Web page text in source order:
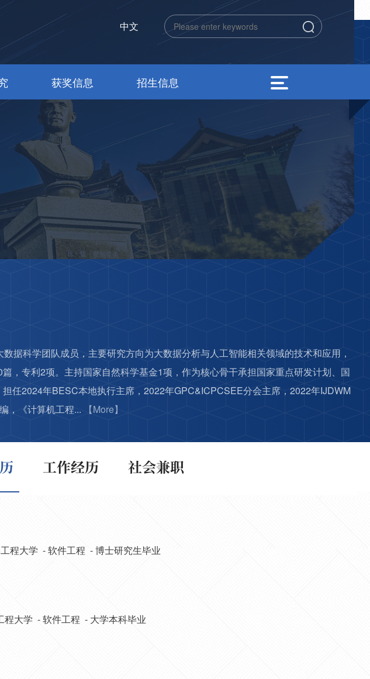
中文
获奖信息 招生信息
据科学团队成员，主要研究方向为大数据分析与人工智能相关领域的技术和应用，
，专利2项。主持国家自然科学基金1项，作为核心骨干承担国家重点研发计划、国
任2024年BESC本地执行主席，2022年GPC&ICPCSEE分会主席，2022年IJDWM
，《计算机工程...
【More】
工作经历 社会兼职
程大学 - 软件工程 - 博士研究生毕业
程大学 - 软件工程 - 大学本科毕业